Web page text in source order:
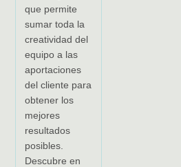
que permite
sumar toda la
creatividad del
equipo a las
aportaciones
del cliente para
obtener los
mejores
resultados
posibles.
Descubre en